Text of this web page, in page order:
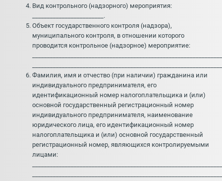
Вид контрольного (надзорного) мероприятия:
________________________.
Объект государственного контроля (надзора),
муниципального контроля, в отношении которого
проводится контрольное (надзорное) мероприятие:
Фамилия, имя и отчество (при наличии) гражданина или
индивидуального предпринимателя, его
идентификационный номер налогоплательщика и (или)
основной государственный регистрационный номер
индивидуального предпринимателя, наименование
юридического лица, его идентификационный номер
налогоплательщика и (или) основной государственный
регистрационный номер, являющихся контролируемыми
лицами: